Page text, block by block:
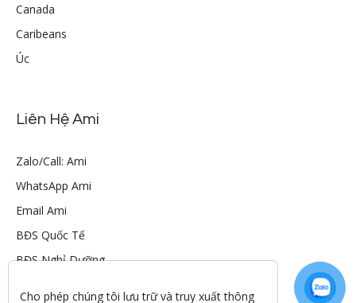
Canada
Caribeans
Úc
Liên Hệ Ami
Zalo/Call: Ami
WhatsApp Ami
Email Ami
BĐS Quốc Tế
BĐS Nghỉ Dưỡng
Cho phép chúng tôi lưu trữ và truy xuất thông